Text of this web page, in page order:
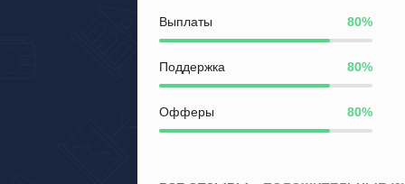
Выплаты
Поддержка
Офферы